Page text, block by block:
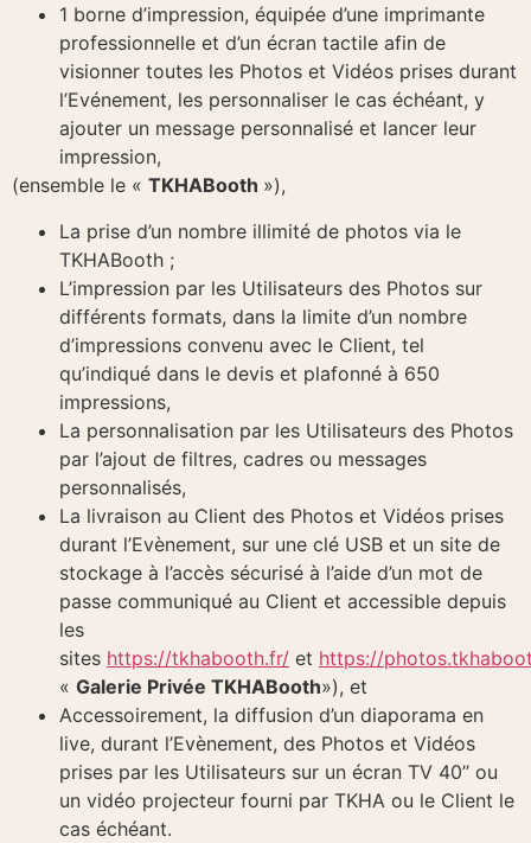
1 borne d’impression, équipée d’une imprimante
professionnelle et d’un écran tactile afin de
visionner toutes les Photos et Vidéos prises durant
l’Evénement, les personnaliser le cas échéant, y
ajouter un message personnalisé et lancer leur
impression,
(ensemble le « TKHABooth »),
La prise d’un nombre illimité de photos via le
TKHABooth ;
L’impression par les Utilisateurs des Photos sur
différents formats, dans la limite d’un nombre
d’impressions convenu avec le Client, tel
qu’indiqué dans le devis et plafonné à 650
impressions,
La personnalisation par les Utilisateurs des Photos
par l’ajout de filtres, cadres ou messages
personnalisés,
La livraison au Client des Photos et Vidéos prises
durant l’Evènement, sur une clé USB et un site de
stockage à l’accès sécurisé à l’aide d’un mot de
passe communiqué au Client et accessible depuis
les
sites https://tkhabooth.fr/ et https://
« Galerie Privée TKHABooth»), et
Accessoirement, la diffusion d’un diaporama en
live, durant l’Evènement, des Photos et Vidéos
prises par les Utilisateurs sur un écran TV 40’’ ou
un vidéo projecteur fourni par TKHA ou le Client le
cas échéant.